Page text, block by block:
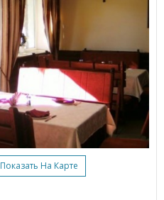
Показать На Карте